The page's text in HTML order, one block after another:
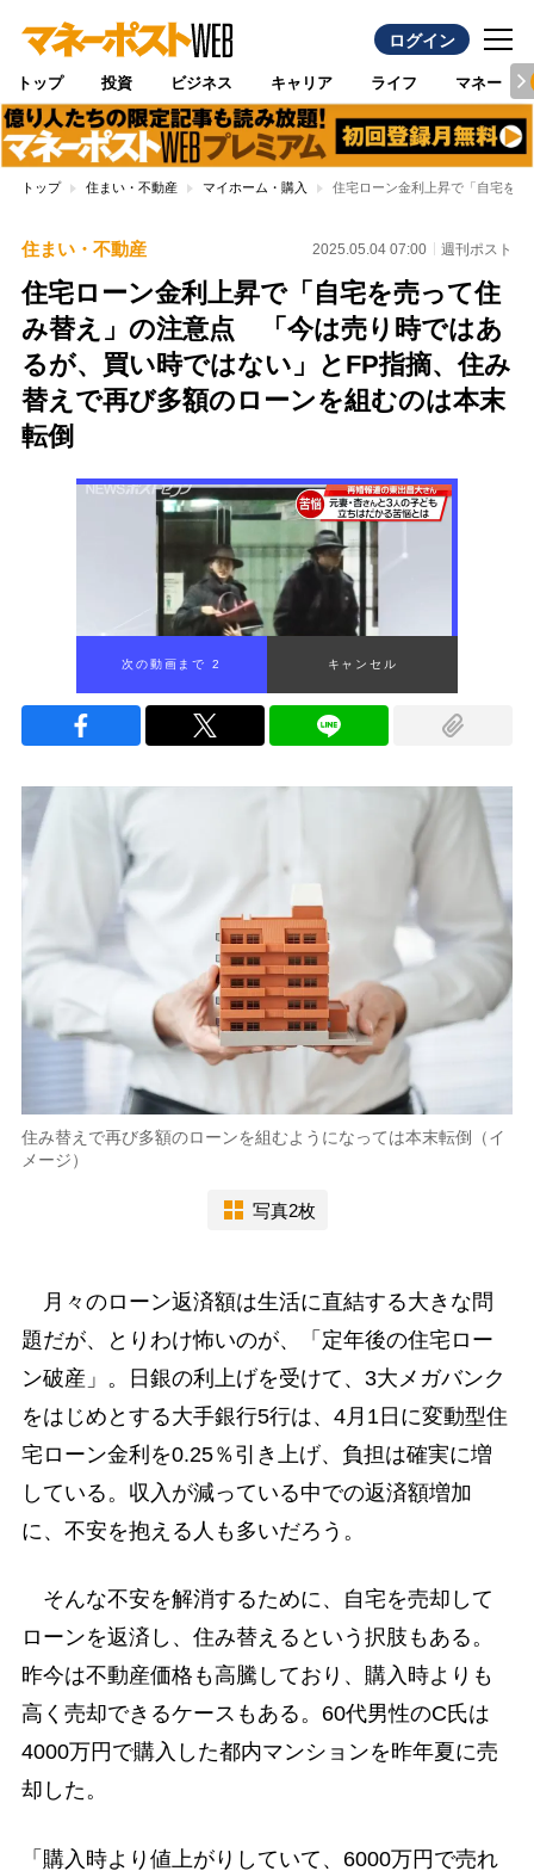
ログイン
トップ 投資 ビジネス キャリア ライフ マネー
トップ 住まい・不動産 マイホーム・購入 住宅ローン金利上昇で「自宅を
住まい・不動産 2025.05.04 07:00 週刊ポスト
住宅ローン金利上昇で「自宅を売って住
み替え」の注意点 「今は売り時ではあ
るが、買い時ではない」とFP指摘、住み
替えで再び多額のローンを組むのは本末
転倒
次の動画まで 1 キャンセル
住み替えで再び多額のローンを組むようになっては本末転倒（イ
メージ）
写真2枚
月々のローン返済額は生活に直結する大きな問
題だが、とりわけ怖いのが、「定年後の住宅ロー
ン破産」。日銀の利上げを受けて、3大メガバンク
をはじめとする大手銀行5行は、4月1日に変動型住
宅ローン金利を0.25％引き上げ、負担は確実に増
している。収入が減っている中での返済額増加
に、不安を抱える人も多いだろう。
そんな不安を解消するために、自宅を売却して
ローンを返済し、住み替えるという択肢もある。
昨今は不動産価格も高騰しており、購入時よりも
高く売却できるケースもある。60代男性のC氏は
4000万円で購入した都内マンションを昨年夏に売
却した。
「購入時より値上がりしていて、6000万円で売れ